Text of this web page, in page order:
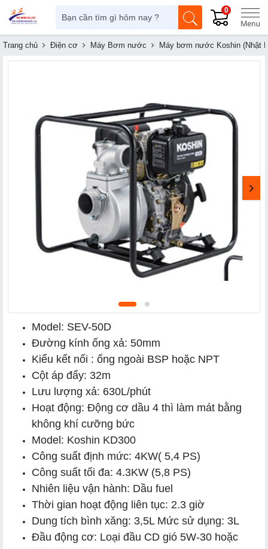
0
Trang chủ Điện cơ Máy Bơm nước Máy bơm nước Koshin (Nhật
Model: SEV-50D
Đường kính ống xả: 50mm
Kiểu kết nối : ống ngoài BSP hoặc NPT
Cột áp đẩy: 32m
Lưu lượng xả: 630L/phút
Hoạt động: Động cơ dầu 4 thì làm mát bằng
không khí cưỡng bức
Model: Koshin KD300
Công suất định mức: 4KW( 5,4 PS)
Công suất tối đa: 4.3KW (5,8 PS)
Nhiên liệu vận hành: Dầu fuel
Thời gian hoạt động liên tục: 2.3 giờ
Dung tích bình xăng: 3,5L Mức sử dụng: 3L
Đầu động cơ: Loại đầu CD gió 5W-30 hoặc